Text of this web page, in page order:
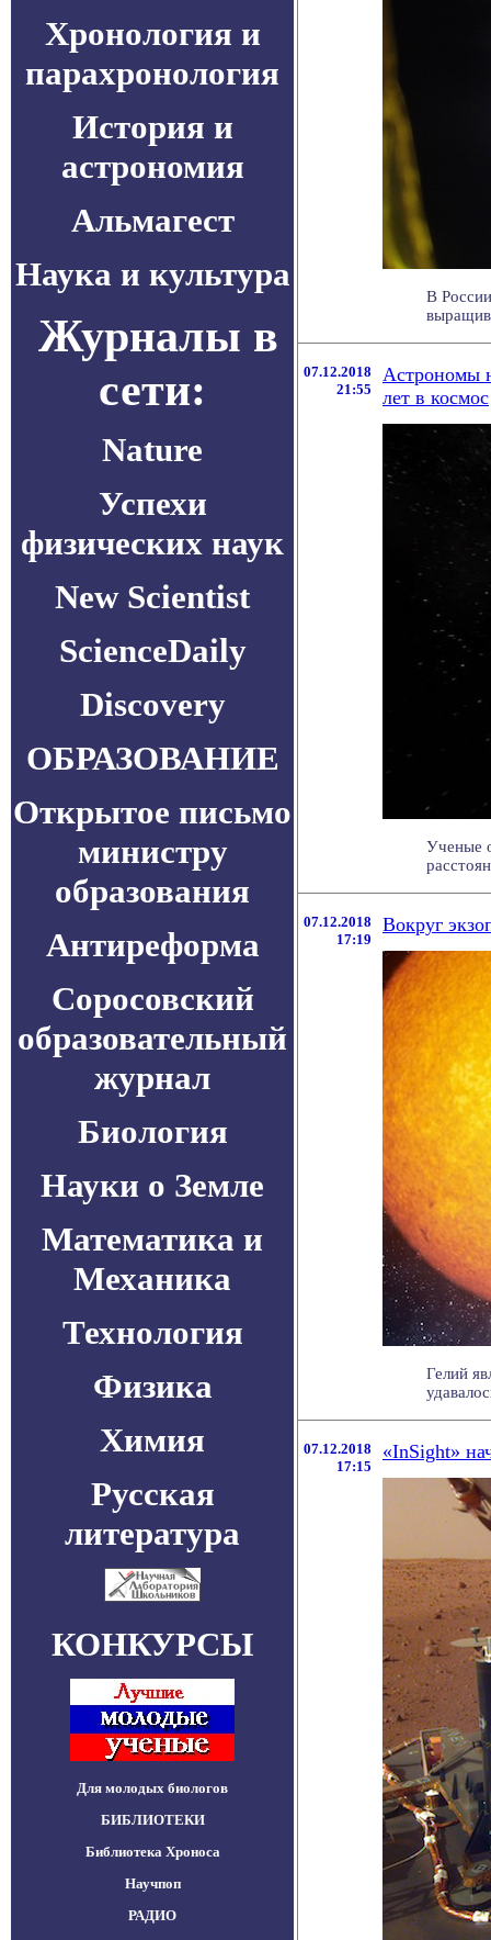
Хронология и
парахронология
История и
астрономия
Альмагест
Наука и культура
Журналы в
сети:
Nature
Успехи
физических наук
New Scientist
ScienceDaily
Discovery
ОБРАЗОВАНИЕ
Открытое письмо
министру
образования
Антиреформа
Соросовский
образовательный
журнал
Биология
Науки о Земле
Математика и
Механика
Технология
Физика
Химия
Русская
литература
КОНКУРСЫ
Для молодых биологов
БИБЛИОТЕКИ
Библиотека Хроноса
Научпоп
РАДИО
В
07.12.2018
21:55
Астрономы
лет в космос
Ученые
07.12.2018
17:19
Вокруг
Гелий
07.12.2018
17:15
«InSight»